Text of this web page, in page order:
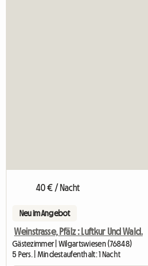
40 € / Nacht
Neu im Angebot
Weinstrasse, Pfälz : Luftkur Und Wald.
Gästezimmer | Wilgartswiesen (76848)
5 Pers. | Mindestaufenthalt: 1 Nacht